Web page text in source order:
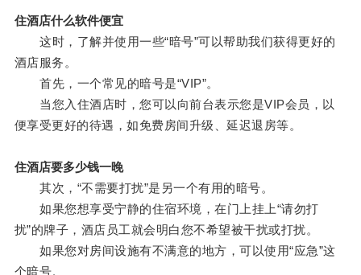
住酒店什么软件便宜
这时，了解并使用一些“暗号”可以帮助我们获得更好的
酒店服务。
首先，一个常见的暗号是“VIP”。
当您入住酒店时，您可以向前台表示您是VIP会员，以
便享受更好的待遇，如免费房间升级、延迟退房等。
住酒店要多少钱一晚
其次，“不需要打扰”是另一个有用的暗号。
如果您想享受宁静的住宿环境，在门上挂上“请勿打
扰”的牌子，酒店员工就会明白您不希望被干扰或打扰。
如果您对房间设施有不满意的地方，可以使用“应急”这
个暗号。